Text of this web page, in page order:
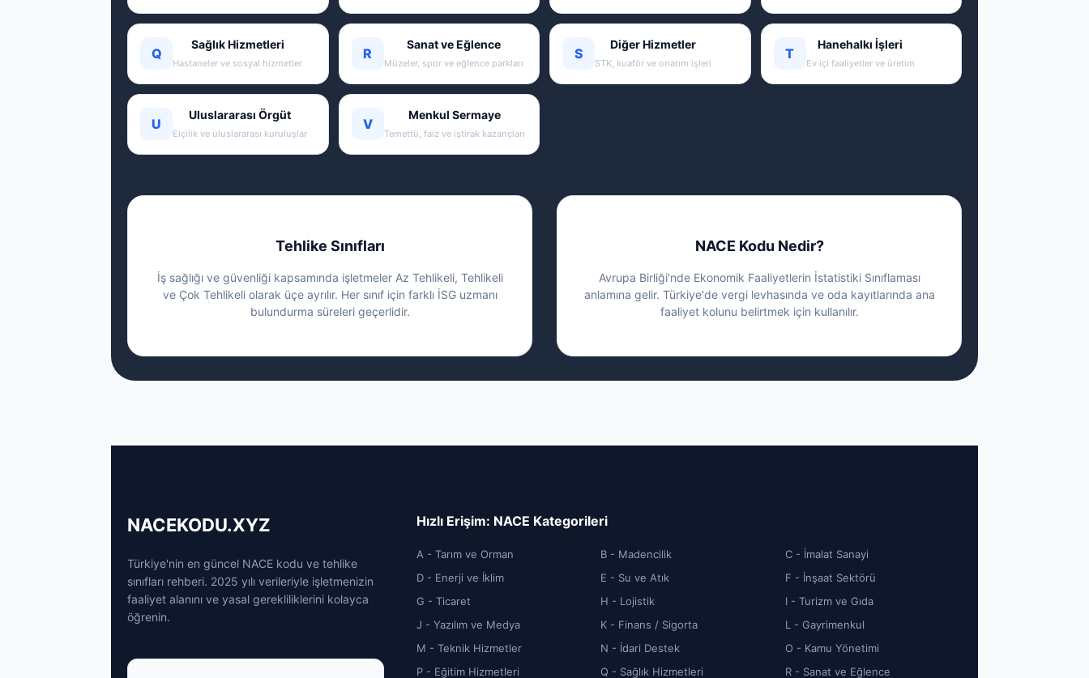
Q
Sağlık Hizmetleri
Hastaneler ve sosyal hizmetler
R
Sanat ve Eğlence
Müzeler, spor ve eğlence parkları
S
Diğer Hizmetler
STK, kuaför ve onarım işleri
T
Hanehalkı İşleri
Ev içi faaliyetler ve üretim
U
Uluslararası Örgüt
Elçilik ve uluslararası kuruluşlar
V
Menkul Sermaye
Temettü, faiz ve iştirak kazançları
Tehlike Sınıfları
İş sağlığı ve güvenliği kapsamında işletmeler Az Tehlikeli, Tehlikeli
ve Çok Tehlikeli olarak üçe ayrılır. Her sınıf için farklı İSG uzmanı
bulundurma süreleri geçerlidir.
NACE Kodu Nedir?
Avrupa Birliği'nde Ekonomik Faaliyetlerin İstatistiki Sınıflaması
anlamına gelir. Türkiye'de vergi levhasında ve oda kayıtlarında ana
faaliyet kolunu belirtmek için kullanılır.
NACEKODU.XYZ
Türkiye'nin en güncel NACE kodu ve tehlike
sınıfları rehberi. 2025 yılı verileriyle işletmenizin
faaliyet alanını ve yasal gerekliliklerini kolayca
öğrenin.
Hızlı Erişim: NACE Kategorileri
A - Tarım ve Orman B - Madencilik
C - İmalat Sanayi
D - Enerji ve İklim
E - Su ve Atık
F - İnşaat Sektörü
G - Ticaret
H - Lojistik
I - Turizm ve Gıda
J - Yazılım ve Medya
K - Finans / Sigorta
L - Gayrimenkul
M - Teknik Hizmetler
N - İdari Destek
O - Kamu Yönetimi
P - Eğitim Hizmetleri
Q - Sağlık Hizmetleri R - Sanat ve Eğlence